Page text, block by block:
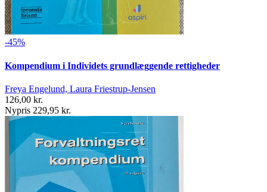
-45%
Kompendium i Individets grundlæggende rettigheder
Freya Engelund, Laura Friestrup-Jensen
126,00 kr.
Nypris 229,95 kr.